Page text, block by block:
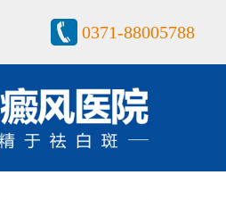
0371-88005788